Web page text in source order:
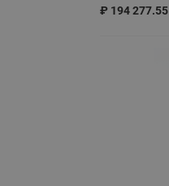
₽ 194 277.55